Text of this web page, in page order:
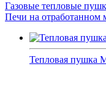
Газовые тепловые
Печи на отработанном
Тепловая пушка